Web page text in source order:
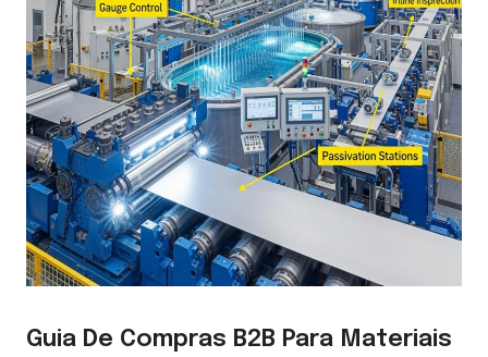
Guia De Compras B2B Para Materiais